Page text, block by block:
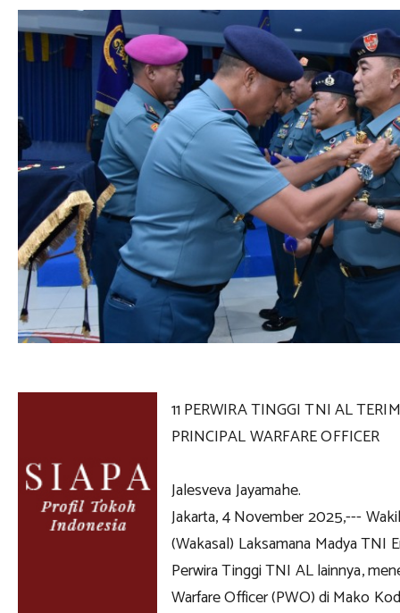
11 PERWIRA TINGGI TNI AL
PRINCIPAL WARFARE OFFICER
Jalesveva Jayamahe.
Jakarta, 4 November 2025,---
(Wakasal) Laksamana Madya TNI
Perwira Tinggi TNI AL lainnya,
Warfare Officer (PWO) di Mako